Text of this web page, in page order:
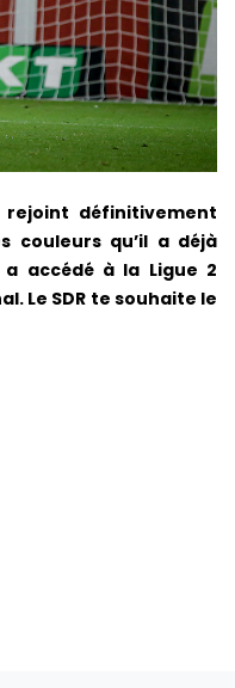
rejoint définitivement
couleurs qu’il a déjà
accédé à la Ligue 2
Le SDR te souhaite le